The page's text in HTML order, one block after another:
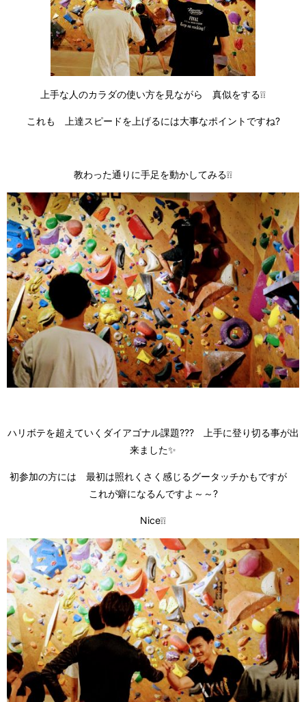
上手な人のカラダの使い方を見ながら 真似をする❕❕
これも 上達スピードを上げるには大事なポイントですね?
教わった通りに手足を動かしてみる❕❕
ハリボテを超えていくダイアゴナル課題??? 上手に登り切る事が出
来ました✨
初参加の方には 最初は照れくさく感じるグータッチかもですが
これが癖になるんですよ～～?
Nice❕❕